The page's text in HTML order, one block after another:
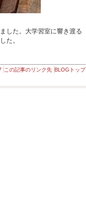
した。大学習室に響き渡る
た。
この記事のリンク先 BLOGトップ